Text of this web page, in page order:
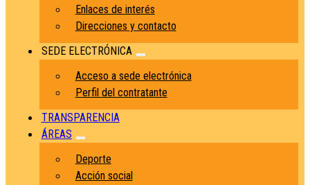
Enlaces de interés
Direcciones y contacto
SEDE ELECTRÓNICA
Acceso a sede electrónica
Perfil del contratante
TRANSPARENCIA
ÁREAS
Deporte
Acción social